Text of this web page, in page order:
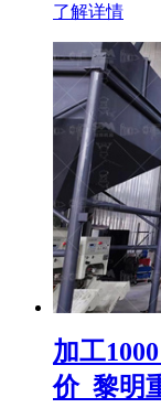
了解详情
加工
价_黎明